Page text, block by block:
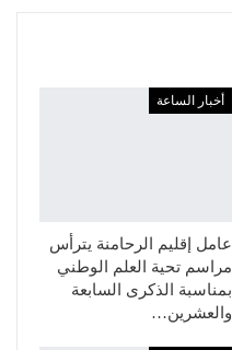
أخبار الساعة
عامل إقليم الرحامنة يترأس
مراسم تحية العلم الوطني
بمناسبة الذكرى السابعة
والعشرين…